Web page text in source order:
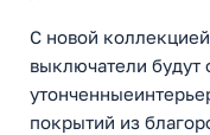
С новой коллекцией
выключатели будут
покрытий из